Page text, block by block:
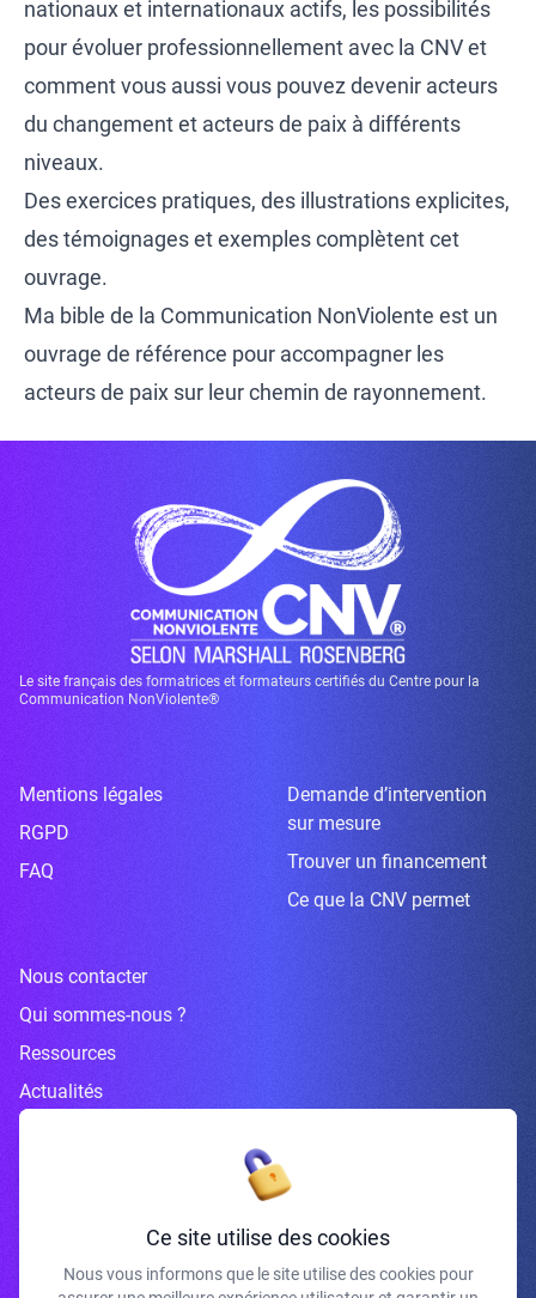
nationaux et internationaux actifs, les possibilités
pour évoluer professionnellement avec la CNV et
comment vous aussi vous pouvez devenir acteurs
du changement et acteurs de paix à différents
niveaux.
Des exercices pratiques, des illustrations explicites,
des témoignages et exemples complètent cet
ouvrage.
Ma bible de la Communication NonViolente est un
ouvrage de référence pour accompagner les
acteurs de paix sur leur chemin de rayonnement.
Le site français des formatrices et formateurs certifiés du Centre pour la
Communication NonViolente®
Mentions légales
RGPD
FAQ
Demande d’intervention
sur mesure
Trouver un financement
Ce que la CNV permet
Nous contacter
Qui sommes-nous ?
Ressources
Actualités
Inscrivez-vous à la newsletter
Ce site utilise des cookies
Nous vous informons que le site utilise des cookies pour